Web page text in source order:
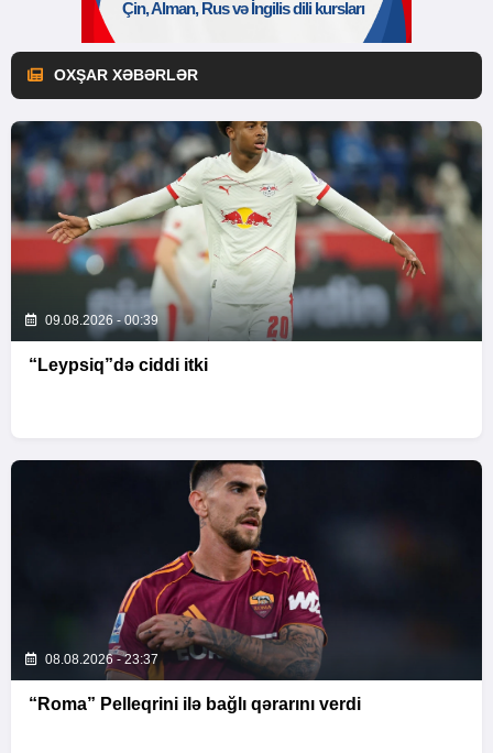
OXŞAR XƏBƏRLƏR
09.08.2026 - 00:39
“Leypsiq”də ciddi itki
08.08.2026 - 23:37
“Roma” Pelleqrini ilə bağlı qərarını verdi